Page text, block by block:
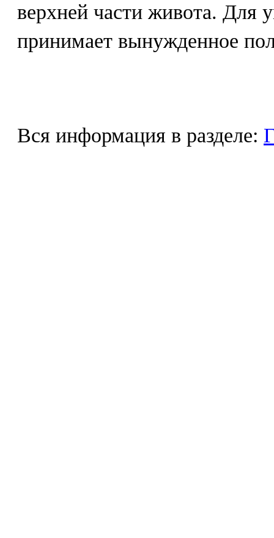
верхней части живота. Для
принимает вынужденное
Вся информация в разделе: